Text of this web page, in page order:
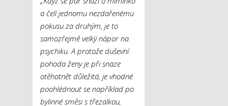
a čelí jednomu nezdařenému
pokusu za druhým, je to
samozřejmě velký nápor na
psychiku. A protože duševní
pohoda ženy je při snaze
otěhotnět důležitá, je vhodné
poohlédnout se například po
bylinné směsi s třezalkou,